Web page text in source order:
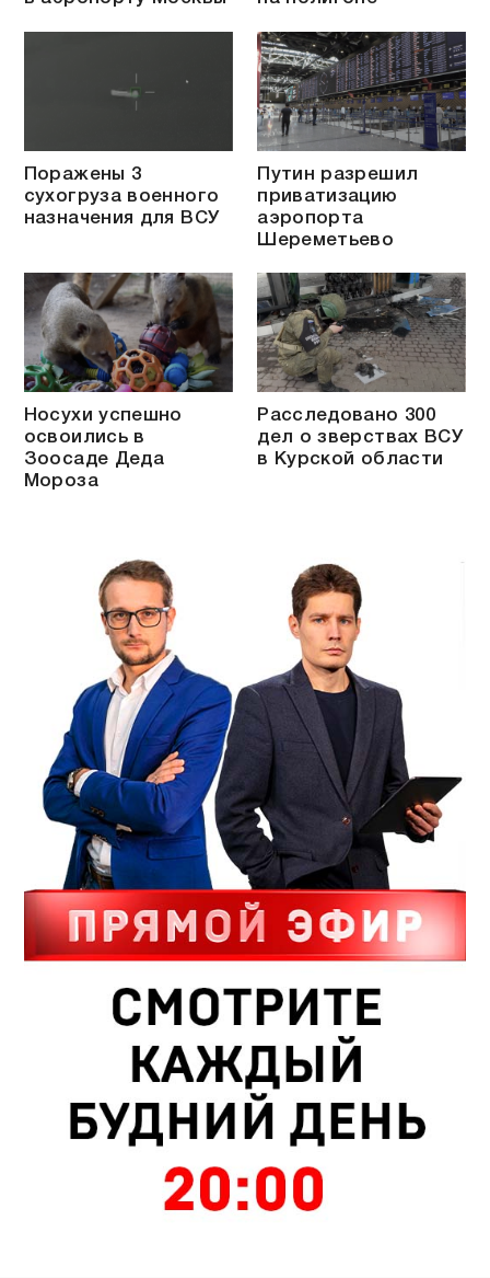
Поражены 3
сухогруза военного
назначения для ВСУ
Путин разрешил
приватизацию
аэропорта
Шереметьево
Носухи успешно
освоились в
Зоосаде Деда
Мороза
Расследовано 300
дел о зверствах ВСУ
в Курской области